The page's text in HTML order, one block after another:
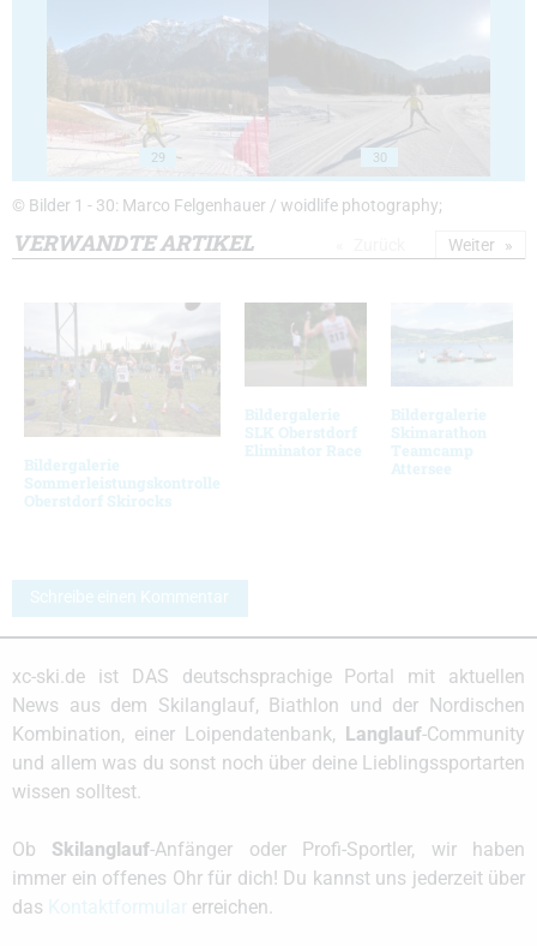
29 30
© Bilder 1 - 30: Marco Felgenhauer / woidlife photography;
VERWANDTE ARTIKEL
Bildergalerie
Sommerleistungskontrolle
Oberstdorf Skirocks
Bildergalerie
SLK Oberstdorf
Eliminator Race
Bildergalerie
Skimarathon
Teamcamp
Attersee
Weiter
Schreibe einen Kommentar
xc-ski.de ist DAS deutschsprachige Portal mit aktuellen
News aus dem Skilanglauf, Biathlon und der Nordischen
Kombination, einer Loipendatenbank, Langlauf-Community
und allem was du sonst noch über deine Lieblingssportarten
wissen solltest.
Ob Skilanglauf-Anfänger oder Profi-Sportler, wir haben
immer ein offenes Ohr für dich! Du kannst uns jederzeit über
das
erreichen.